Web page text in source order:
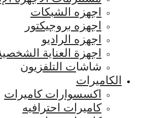
اجهزه الشبكات
اجهزه بروجيكتور
اجهزه الراديو
اجهزة العناية
شاشات التلفزيون
الكاميرات
اكسسوارات كاميرات
كاميرات احترافيه